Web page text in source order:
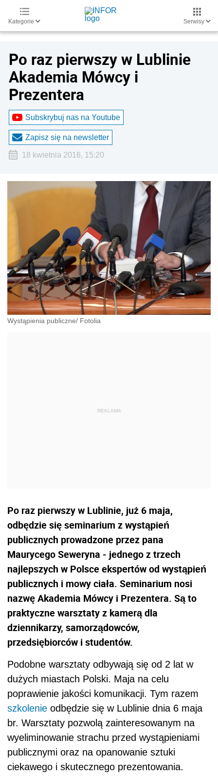
Kategorie Serwisy
Po raz pierwszy w Lublinie
Akademia Mówcy i
Prezentera
Subskrybuj nas na Youtube
Zapisz się na newsletter
18 kwietnia 2016, 15:20
Wystąpienia publiczne/ Fotolia
Po raz pierwszy w Lublinie, już 6 maja,
odbędzie się seminarium z wystąpień
publicznych prowadzone przez pana
Maurycego Seweryna - jednego z trzech
najlepszych w Polsce ekspertów od wystąpień
publicznych i mowy ciała. Seminarium nosi
nazwę Akademia Mówcy i Prezentera. Są to
praktyczne warsztaty z kamerą dla
dziennikarzy, samorządowców,
przedsiębiorców i studentów.
Podobne warsztaty odbywają się od 2 lat w
dużych miastach Polski. Maja na celu
poprawienie jakości komunikacji. Tym razem
szkolenie odbędzie się w Lublinie dnia 6 maja
br. Warsztaty pozwolą zainteresowanym na
wyeliminowanie strachu przed wystąpieniami
publicznymi oraz na opanowanie sztuki
ciekawego i skutecznego prezentowania.